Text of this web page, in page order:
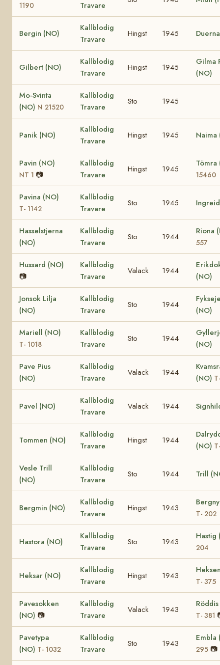
1190
Travare
Bergin (NO)
Kallblodig
Travare
Hingst 1945
Gilbert (NO)
Kallblodig
Travare
Hingst 1945
Gilma
(NO)
Mo-Svinta
(NO) N 21520
Kallblodig
Travare
Sto 1945
Panik (NO)
Kallblodig
Travare
Hingst 1945 Naima
Pavin (NO)
NT 1 📷
Kallblodig
Travare
Hingst 1945
15460
Pavina (NO)
T- 1142
Kallblodig
Travare
Sto 1945
Hasselstjerna
(NO)
Kallblodig
Travare
Sto 1944
Riona
557
Hussard (NO)
📷
Kallblodig
Travare
Valack 1944
(NO)
Jonsok Lilja
(NO)
Kallblodig
Travare
Sto 1944
(NO)
Mariell (NO)
T- 1018
Kallblodig
Travare
Sto 1944
(NO)
Pave Pius
(NO)
Kallblodig
Travare
Valack 1944
(NO)
Pavel (NO)
Kallblodig
Travare
Valack 1944
Tommen (NO)
Kallblodig
Travare
Hingst 1944
(NO)
Vesle Trill
(NO)
Kallblodig
Travare
Sto 1944 Trill
Bergmin (NO)
Kallblodig
Travare
Hingst 1943
T- 202
Hastora (NO)
Kallblodig
Travare
Sto 1943
204
Heksar (NO)
Kallblodig
Travare
Hingst 1943
T- 375
Pavesokken
(NO) 📷
Kallblodig
Travare
Valack 1943
T- 381
Pavetypa
(NO) T- 1032
Kallblodig
Travare
Sto 1943
295 📷